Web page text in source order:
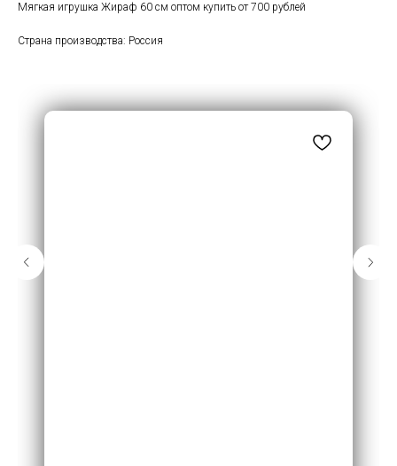
Мягкая игрушка Жираф 60 см оптом купить от 700 рублей
Страна производства: Россия